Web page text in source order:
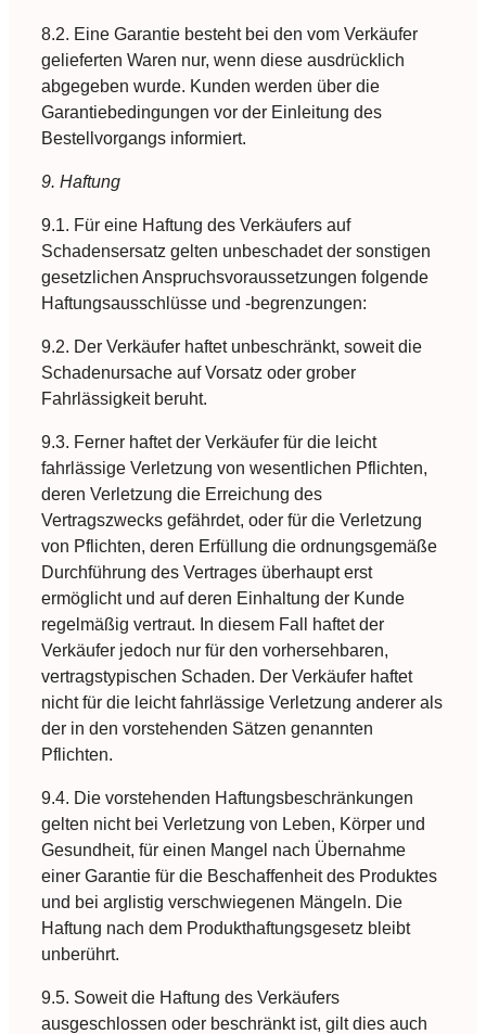
8.2. Eine Garantie besteht bei den vom Verkäufer
gelieferten Waren nur, wenn diese ausdrücklich
abgegeben wurde. Kunden werden über die
Garantiebedingungen vor der Einleitung des
Bestellvorgangs informiert.
9. Haftung
9.1. Für eine Haftung des Verkäufers auf
Schadensersatz gelten unbeschadet der sonstigen
gesetzlichen Anspruchsvoraussetzungen folgende
Haftungsausschlüsse und -begrenzungen:
9.2. Der Verkäufer haftet unbeschränkt, soweit die
Schadenursache auf Vorsatz oder grober
Fahrlässigkeit beruht.
9.3. Ferner haftet der Verkäufer für die leicht
fahrlässige Verletzung von wesentlichen Pflichten,
deren Verletzung die Erreichung des
Vertragszwecks gefährdet, oder für die Verletzung
von Pflichten, deren Erfüllung die ordnungsgemäße
Durchführung des Vertrages überhaupt erst
ermöglicht und auf deren Einhaltung der Kunde
regelmäßig vertraut. In diesem Fall haftet der
Verkäufer jedoch nur für den vorhersehbaren,
vertragstypischen Schaden. Der Verkäufer haftet
nicht für die leicht fahrlässige Verletzung anderer als
der in den vorstehenden Sätzen genannten
Pflichten.
9.4. Die vorstehenden Haftungsbeschränkungen
gelten nicht bei Verletzung von Leben, Körper und
Gesundheit, für einen Mangel nach Übernahme
einer Garantie für die Beschaffenheit des Produktes
und bei arglistig verschwiegenen Mängeln. Die
Haftung nach dem Produkthaftungsgesetz bleibt
unberührt.
9.5. Soweit die Haftung des Verkäufers
ausgeschlossen oder beschränkt ist, gilt dies auch